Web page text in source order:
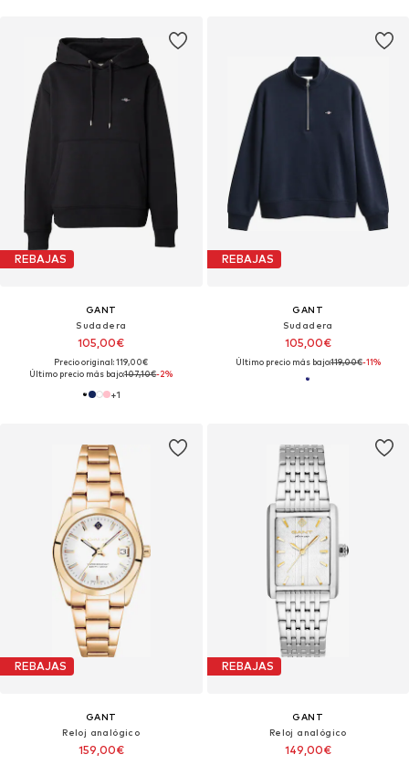
REBAJAS
GANT
Sudadera
105,00€
Precio original: 119,00€
Último precio más bajo:107,10€-2%
+1
REBAJAS
GANT
Sudadera
105,00€
Último precio más bajo:119,00€-11%
REBAJAS
GANT
Reloj analógico
159,00€
REBAJAS
GANT
Reloj analógico
149,00€